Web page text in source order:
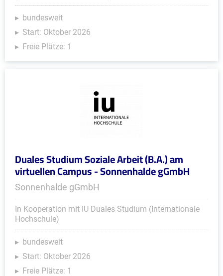
bundesweit
Start: Oktober 2026
Freie Plätze: 1
Duales Studium Soziale Arbeit (B.A.) am
virtuellen Campus - Sonnenhalde gGmbH
Sonnenhalde gGmbH
In Kooperation mit IU Duales Studium (Internationale
Hochschule)
bundesweit
Start: Oktober 2026
Freie Plätze: 1